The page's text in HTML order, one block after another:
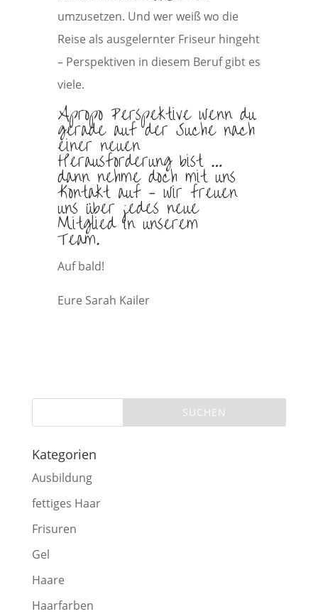
umzusetzen. Und wer weiß wo die
Reise als ausgelernter Friseur hingeht
– Perspektiven in diesem Beruf gibt es
viele.
Apropo Perspektive wenn du
gerade auf der Suche nach
einer neuen
Herausforderung bist …
dann nehme doch mit uns
Kontakt auf – wir freuen
uns über jedes neue
Mitglied in unserem
Team.
Auf bald!
Eure Sarah Kailer
Kategorien
Ausbildung
fettiges Haar
Frisuren
Gel
Haare
Haarfarben